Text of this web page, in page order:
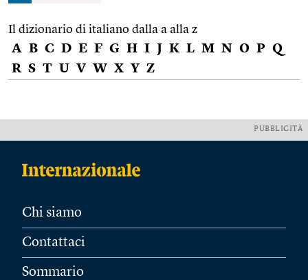
Il dizionario di italiano dalla a alla z
A B C D E F G H I J K L M N O P Q
R S T U V W X Y Z
PUBBLICITÀ
Chi siamo
Contattaci
Sommario